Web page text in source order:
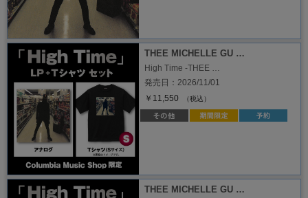
THEE MICHELLE GU …
High Time -THEE …
発売日：2026/11/01
￥11,550
（税込）
THEE MICHELLE GU …